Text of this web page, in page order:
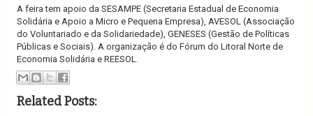
A feira tem apoio da SESAMPE (Secretaria Estadual de Economia
Solidária e Apoio a Micro e Pequena Empresa), AVESOL (Associação
do Voluntariado e da Solidariedade), GENESES (Gestão de Políticas
Públicas e Sociais). A organização é do Fórum do Litoral Norte de
Economia Solidária e REESOL.
Related Posts: